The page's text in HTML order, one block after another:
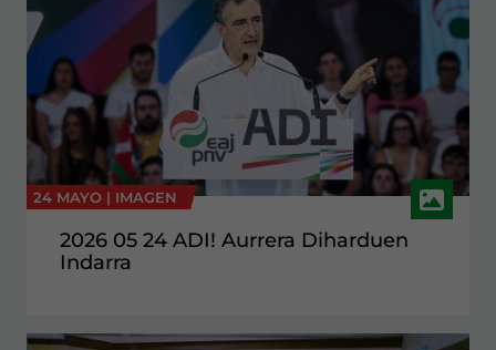
24 MAYO | IMAGEN
2026 05 24 ADI! Aurrera Diharduen
Indarra